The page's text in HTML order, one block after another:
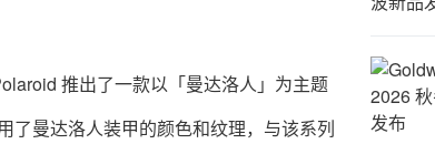
推出了一款以「曼达洛人」为主题
了曼达洛人装甲的颜色和纹理，与该系列